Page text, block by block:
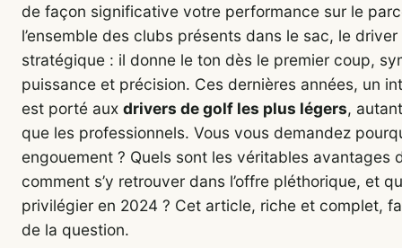
de façon significative votre performance sur le
l’ensemble des clubs présents dans le sac, le
stratégique : il donne le ton dès le premier coup,
puissance et précision. Ces dernières années, un
est porté aux drivers de golf les plus légers,
que les professionnels. Vous vous demandez
engouement ? Quels sont les véritables avantages
comment s’y retrouver dans l’offre pléthorique, et
privilégier en 2024 ? Cet article, riche et complet,
de la question.